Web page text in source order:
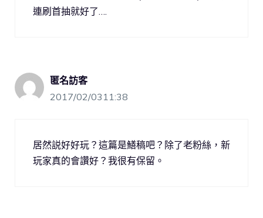
連刷首抽就好了….
匿名訪客
2017/02/0311:38
居然説好好玩？這篇是鱔稿吧？除了老粉絲，新
玩家真的會讚好？我很有保留。